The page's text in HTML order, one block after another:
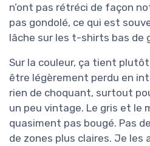
n’ont pas rétréci de façon
pas gondolé, ce qui est
lâche sur les t-shirts bas de
Sur la couleur, ça tient
être légèrement perdu en
rien de choquant, surtout
un peu vintage. Le gris et le
quasiment pas bougé. Pas
de zones plus claires. Je les